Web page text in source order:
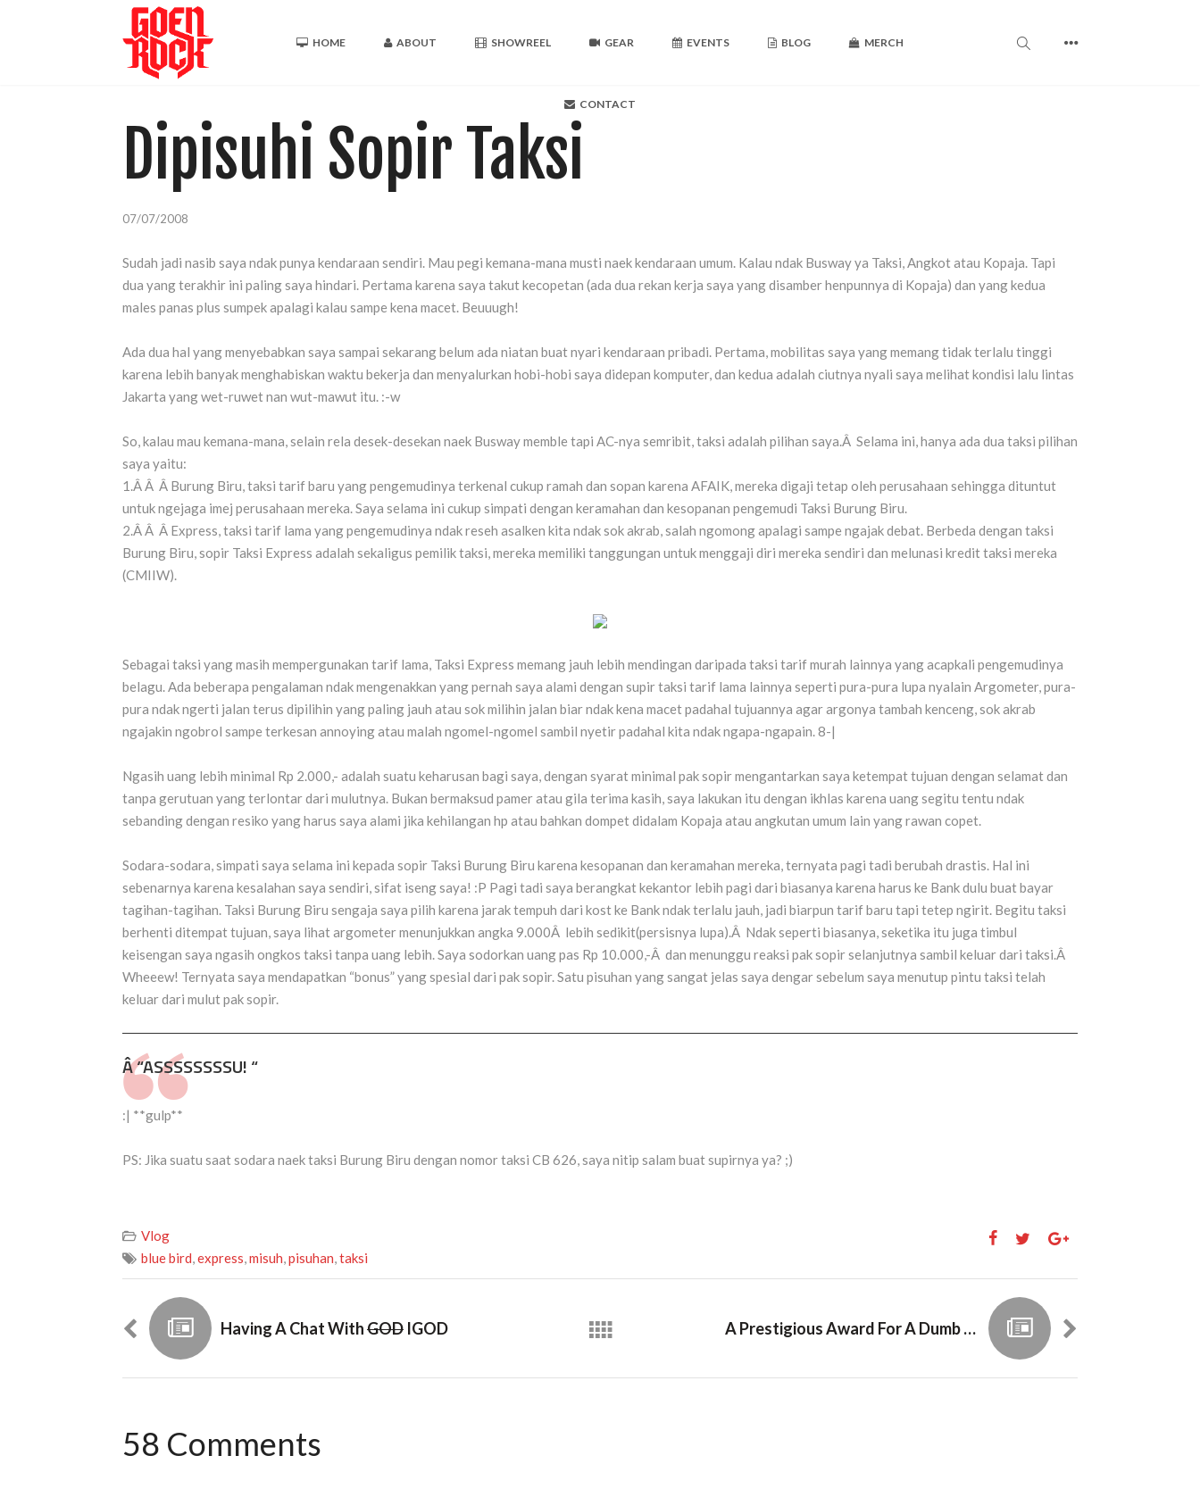
HOME ABOUT SHOWREEL GEAR EVENTS BLOG MERCH
CONTACT
Dipisuhi Sopir Taksi
07/07/2008
Sudah jadi nasib saya ndak punya kendaraan sendiri. Mau pegi kemana-mana musti naek kendaraan umum. Kalau ndak Busway ya Taksi, Angkot atau Kopaja. Tapi
dua yang terakhir ini paling saya hindari. Pertama karena saya takut kecopetan (ada dua rekan kerja saya yang disamber henpunnya di Kopaja) dan yang kedua
males panas plus sumpek apalagi kalau sampe kena macet. Beuuugh!
Ada dua hal yang menyebabkan saya sampai sekarang belum ada niatan buat nyari kendaraan pribadi. Pertama, mobilitas saya yang memang tidak terlalu tinggi
karena lebih banyak menghabiskan waktu bekerja dan menyalurkan hobi-hobi saya didepan komputer, dan kedua adalah ciutnya nyali saya melihat kondisi lalu lintas
Jakarta yang wet-ruwet nan wut-mawut itu. :-w
So, kalau mau kemana-mana, selain rela desek-desekan naek Busway memble tapi AC-nya semribit, taksi adalah pilihan saya.Â Selama ini, hanya ada dua taksi pilihan
saya yaitu:
1.Â Â Â Burung Biru, taksi tarif baru yang pengemudinya terkenal cukup ramah dan sopan karena AFAIK, mereka digaji tetap oleh perusahaan sehingga dituntut
untuk ngejaga imej perusahaan mereka. Saya selama ini cukup simpati dengan keramahan dan kesopanan pengemudi Taksi Burung Biru.
2.Â Â Â Express, taksi tarif lama yang pengemudinya ndak reseh asalken kita ndak sok akrab, salah ngomong apalagi sampe ngajak debat. Berbeda dengan taksi
Burung Biru, sopir Taksi Express adalah sekaligus pemilik taksi, mereka memiliki tanggungan untuk menggaji diri mereka sendiri dan melunasi kredit taksi mereka
(CMIIW).
Sebagai taksi yang masih mempergunakan tarif lama, Taksi Express memang jauh lebih mendingan daripada taksi tarif murah lainnya yang acapkali pengemudinya
belagu. Ada beberapa pengalaman ndak mengenakkan yang pernah saya alami dengan supir taksi tarif lama lainnya seperti pura-pura lupa nyalain Argometer, pura-
pura ndak ngerti jalan terus dipilihin yang paling jauh atau sok milihin jalan biar ndak kena macet padahal tujuannya agar argonya tambah kenceng, sok akrab
ngajakin ngobrol sampe terkesan annoying atau malah ngomel-ngomel sambil nyetir padahal kita ndak ngapa-ngapain. 8-|
Ngasih uang lebih minimal Rp 2.000,- adalah suatu keharusan bagi saya, dengan syarat minimal pak sopir mengantarkan saya ketempat tujuan dengan selamat dan
tanpa gerutuan yang terlontar dari mulutnya. Bukan bermaksud pamer atau gila terima kasih, saya lakukan itu dengan ikhlas karena uang segitu tentu ndak
sebanding dengan resiko yang harus saya alami jika kehilangan hp atau bahkan dompet didalam Kopaja atau angkutan umum lain yang rawan copet.
Sodara-sodara, simpati saya selama ini kepada sopir Taksi Burung Biru karena kesopanan dan keramahan mereka, ternyata pagi tadi berubah drastis. Hal ini
sebenarnya karena kesalahan saya sendiri, sifat iseng saya! :P Pagi tadi saya berangkat kekantor lebih pagi dari biasanya karena harus ke Bank dulu buat bayar
tagihan-tagihan. Taksi Burung Biru sengaja saya pilih karena jarak tempuh dari kost ke Bank ndak terlalu jauh, jadi biarpun tarif baru tapi tetep ngirit. Begitu taksi
berhenti ditempat tujuan, saya lihat argometer menunjukkan angka 9.000Â lebih sedikit(persisnya lupa).Â Ndak seperti biasanya, seketika itu juga timbul
keisengan saya ngasih ongkos taksi tanpa uang lebih. Saya sodorkan uang pas Rp 10.000,-Â dan menunggu reaksi pak sopir selanjutnya sambil keluar dari taksi.Â
Wheeew! Ternyata saya mendapatkan “bonus” yang spesial dari pak sopir. Satu pisuhan yang sangat jelas saya dengar sebelum saya menutup pintu taksi telah
keluar dari mulut pak sopir.
Â “ASSSSSSSSU! “
:| **gulp**
PS: Jika suatu saat sodara naek taksi Burung Biru dengan nomor taksi CB 626, saya nitip salam buat supirnya ya? ;)
Vlog
blue bird,express,misuh,pisuhan,taksi
Having A Chat WithGOD IGOD A Prestigious Award For A Dumb Blogger, I Mean Me Vd^^b
58 Comments